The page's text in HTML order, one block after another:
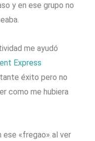
y en ese grupo no
me ayudó
Express
éxito pero no
como me hubiera
ese «fregao» al ver